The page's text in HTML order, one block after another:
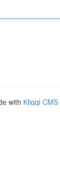
with Kliqqi CMS